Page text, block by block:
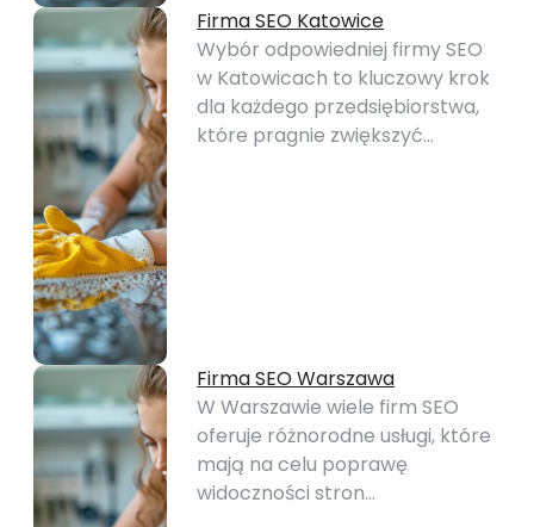
Firma SEO Katowice
Wybór odpowiedniej firmy SEO
w Katowicach to kluczowy krok
dla każdego przedsiębiorstwa,
które pragnie zwiększyć…
Firma SEO Warszawa
W Warszawie wiele firm SEO
oferuje różnorodne usługi, które
mają na celu poprawę
widoczności stron…